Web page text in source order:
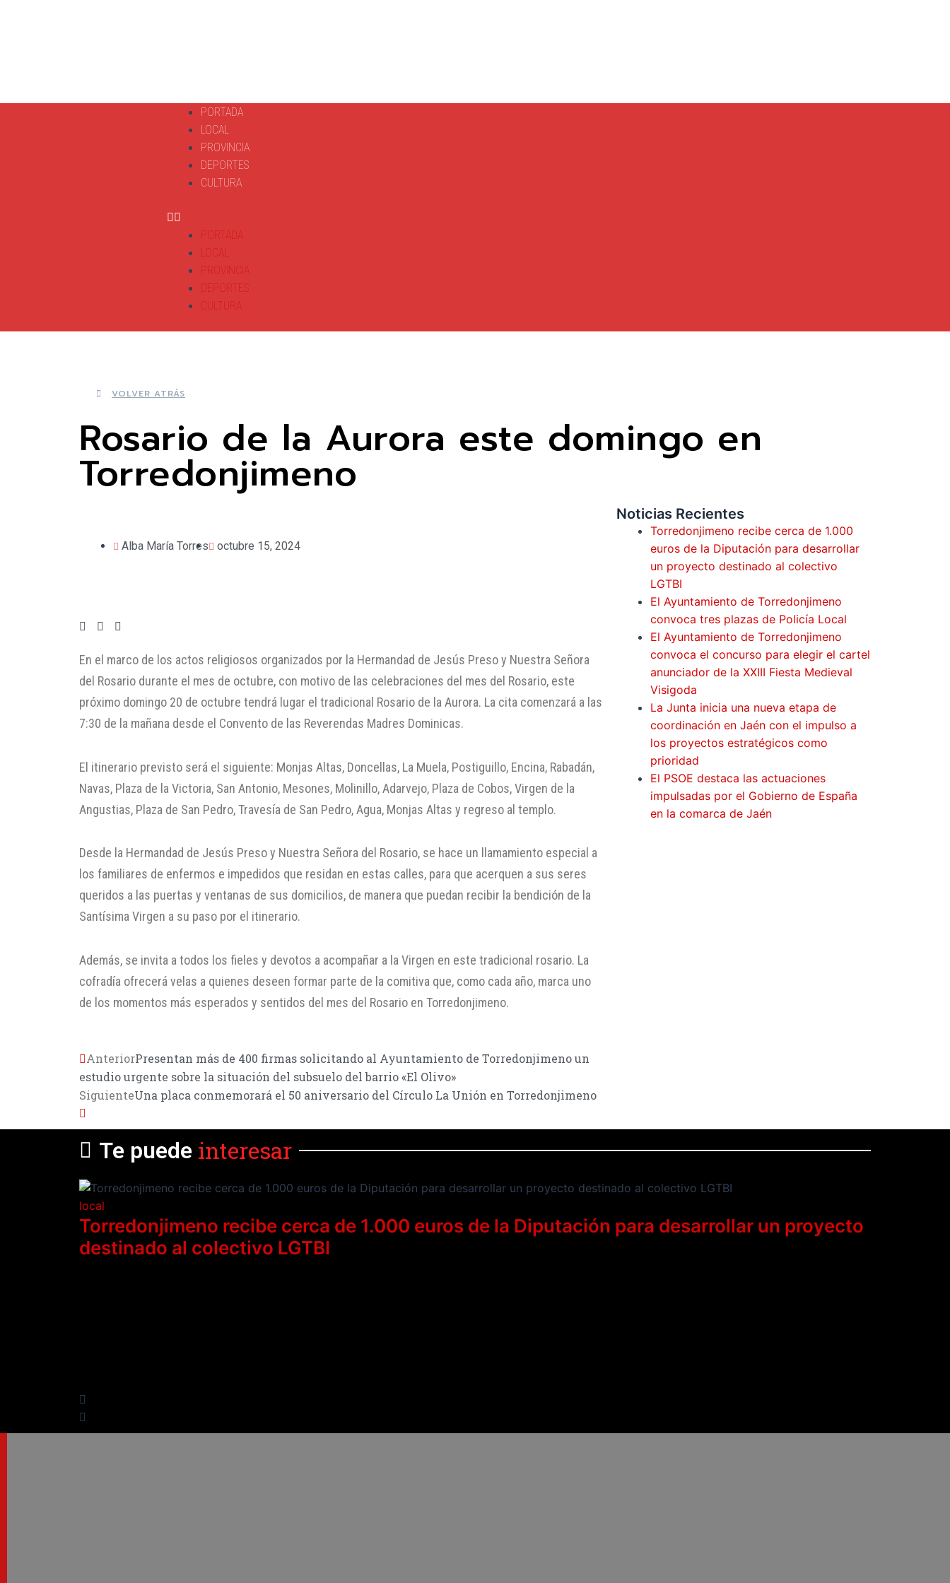
PORTADA
LOCAL
PROVINCIA
DEPORTES
CULTURA
PORTADA
LOCAL
PROVINCIA
DEPORTES
CULTURA
VOLVER ATRÁS
Rosario de la Aurora este domingo en
Torredonjimeno
Alba María Torres octubre 15, 2024
En el marco de los actos religiosos organizados por la Hermandad de Jesús Preso y Nuestra Señora
del Rosario durante el mes de octubre, con motivo de las celebraciones del mes del Rosario, este
próximo domingo 20 de octubre tendrá lugar el tradicional Rosario de la Aurora. La cita comenzará a las
7:30 de la mañana desde el Convento de las Reverendas Madres Dominicas.
El itinerario previsto será el siguiente: Monjas Altas, Doncellas, La Muela, Postiguillo, Encina, Rabadán,
Navas, Plaza de la Victoria, San Antonio, Mesones, Molinillo, Adarvejo, Plaza de Cobos, Virgen de la
Angustias, Plaza de San Pedro, Travesía de San Pedro, Agua, Monjas Altas y regreso al templo.
Desde la Hermandad de Jesús Preso y Nuestra Señora del Rosario, se hace un llamamiento especial a
los familiares de enfermos e impedidos que residan en estas calles, para que acerquen a sus seres
queridos a las puertas y ventanas de sus domicilios, de manera que puedan recibir la bendición de la
Santísima Virgen a su paso por el itinerario.
Además, se invita a todos los fieles y devotos a acompañar a la Virgen en este tradicional rosario. La
cofradía ofrecerá velas a quienes deseen formar parte de la comitiva que, como cada año, marca uno
de los momentos más esperados y sentidos del mes del Rosario en Torredonjimeno.
AnteriorPresentan más de 400 firmas solicitando al Ayuntamiento de Torredonjimeno un
estudio urgente sobre la situación del subsuelo del barrio «El Olivo»
SiguienteUna placa conmemorará el 50 aniversario del Círculo La Unión en Torredonjimeno
Noticias Recientes
Torredonjimeno recibe cerca de 1.000
euros de la Diputación para desarrollar
un proyecto destinado al colectivo
LGTBI
El Ayuntamiento de Torredonjimeno
convoca tres plazas de Policía Local
El Ayuntamiento de Torredonjimeno
convoca el concurso para elegir el cartel
anunciador de la XXIII Fiesta Medieval
Visigoda
La Junta inicia una nueva etapa de
coordinación en Jaén con el impulso a
los proyectos estratégicos como
prioridad
El PSOE destaca las actuaciones
impulsadas por el Gobierno de España
en la comarca de Jaén
Te puede interesar
local
Torredonjimeno recibe cerca de 1.000 euros de la Diputación para desarrollar un proyecto
destinado al colectivo LGTBI